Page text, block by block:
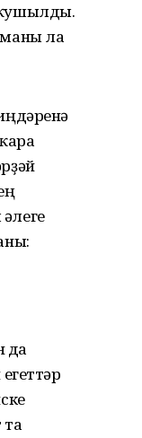
ҡушылды.
ла
да
та